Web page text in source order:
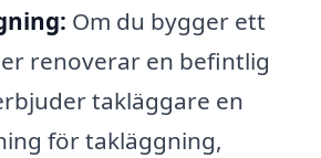
Om du bygger ett
renoverar en befintlig
takläggare en
för takläggning,